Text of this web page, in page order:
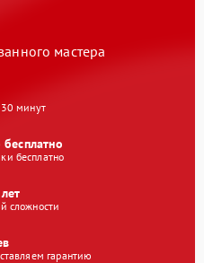
мастера
30 минут
бесплатно
сложности
гарантию